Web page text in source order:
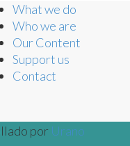
What we do
Who we are
Our Content
Support us
Contact
por Urano